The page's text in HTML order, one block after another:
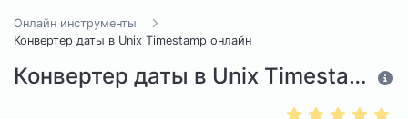
Онлайн инструменты
Конвертер даты в Unix Timestamp онлайн
Конвертер даты в Unix Timestamp онлайн